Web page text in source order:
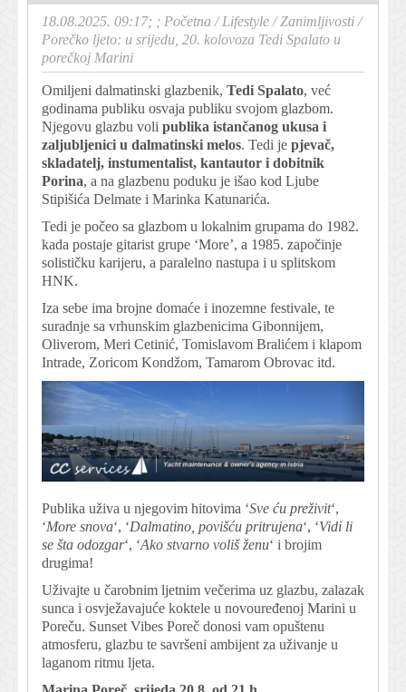
18.08.2025. 09:17; ; Početna /Lifestyle /Zanimljivosti /
Porečko ljeto: u srijedu, 20. kolovoza Tedi Spalato u
porečkoj Marini
Omiljeni dalmatinski glazbenik, Tedi Spalato, već
godinama publiku osvaja publiku svojom glazbom.
Njegovu glazbu voli publika istančanog ukusa i
zaljubljenici u dalmatinski melos. Tedi je pjevač,
skladatelj, instumentalist, kantautor i dobitnik
Porina, a na glazbenu poduku je išao kod Ljube
Stipišića Delmate i Marinka Katunarića.
Tedi je počeo sa glazbom u lokalnim grupama do 1982.
kada postaje gitarist grupe ‘More’, a 1985. započinje
solističku karijeru, a paralelno nastupa i u splitskom
HNK.
Iza sebe ima brojne domaće i inozemne festivale, te
suradnje sa vrhunskim glazbenicima Gibonnijem,
Oliverom, Meri Cetinić, Tomislavom Bralićem i klapom
Intrade, Zoricom Kondžom, Tamarom Obrovac itd.
Publika uživa u njegovim hitovima ‘Sve ću preživit‘,
‘More snova‘, ‘Dalmatino, povišću pritrujena‘, ‘Vidi li
se šta odozgar‘, ‘Ako stvarno voliš ženu‘ i brojim
drugima!
Uživajte u čarobnim ljetnim večerima uz glazbu, zalazak
sunca i osvježavajuće koktele u novouređenoj Marini u
Poreču. Sunset Vibes Poreč donosi vam opuštenu
atmosferu, glazbu te savršeni ambijent za uživanje u
laganom ritmu ljeta.